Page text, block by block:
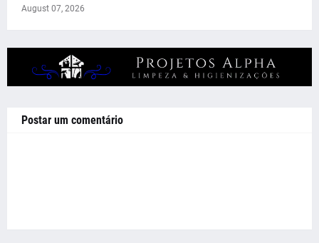
August 07, 2026
Postar um comentário